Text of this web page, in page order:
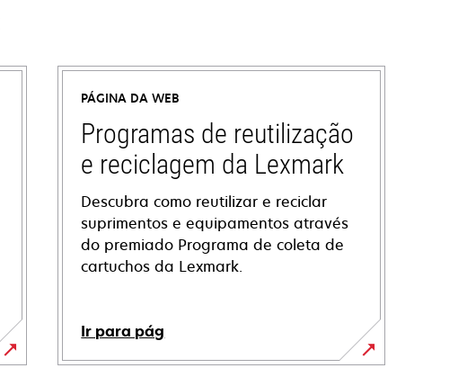
PÁGINA DA WEB
Programas de reutilização
e reciclagem da Lexmark
Descubra como reutilizar e reciclar
suprimentos e equipamentos através
do premiado Programa de coleta de
cartuchos da Lexmark.
Ir para pág